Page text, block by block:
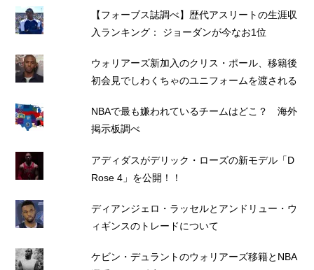
【フォーブス誌調べ】歴代アスリートの生涯収
入ランキング： ジョーダンが今なお1位
ウォリアーズ新加入のクリス・ポール、移籍後
初会見でしわくちゃのユニフォームを渡される
NBAで最も嫌われているチームはどこ？ 海外
掲示板調べ
アディダスがデリック・ローズの新モデル「D
Rose 4」を公開！！
ディアンジェロ・ラッセルとアンドリュー・ウ
ィギンスのトレードについて
ケビン・デュラントのウォリアーズ移籍とNBA